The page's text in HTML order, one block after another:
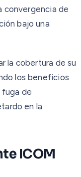
convergencia de
bajo una
la cobertura de su
los beneficios
fuga de
en la
ICOM